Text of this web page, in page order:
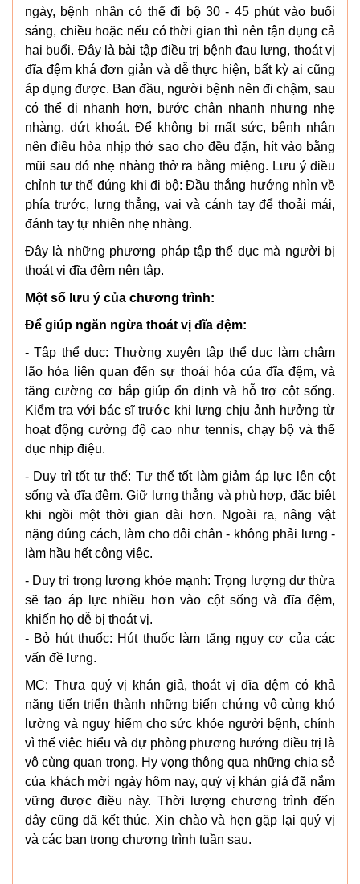
ngày, bệnh nhân có thể đi bộ 30 - 45 phút vào buổi
sáng, chiều hoặc nếu có thời gian thì nên tận dụng cả
hai buổi. Đây là bài tập điều trị bệnh đau lưng, thoát vị
đĩa đệm khá đơn giản và dễ thực hiện, bất kỳ ai cũng
áp dụng được. Ban đầu, người bệnh nên đi chậm, sau
có thể đi nhanh hơn, bước chân nhanh nhưng nhẹ
nhàng, dứt khoát. Để không bị mất sức, bệnh nhân
nên điều hòa nhịp thở sao cho đều đặn, hít vào bằng
mũi sau đó nhẹ nhàng thở ra bằng miệng. Lưu ý điều
chỉnh tư thế đúng khi đi bộ: Đầu thẳng hướng nhìn về
phía trước, lưng thẳng, vai và cánh tay để thoải mái,
đánh tay tự nhiên nhẹ nhàng.
Đây là những phương pháp tập thể dục mà người bị
thoát vị đĩa đệm nên tập.
Một số lưu ý của chương trình:
Để giúp ngăn ngừa thoát vị đĩa đệm:
- Tập thể dục: Thường xuyên tập thể dục làm chậm
lão hóa liên quan đến sự thoái hóa của đĩa đệm, và
tăng cường cơ bắp giúp ổn định và hỗ trợ cột sống.
Kiểm tra với bác sĩ trước khi lưng chịu ảnh hưởng từ
hoạt động cường độ cao như tennis, chạy bộ và thể
dục nhịp điệu.
- Duy trì tốt tư thế: Tư thế tốt làm giảm áp lực lên cột
sống và đĩa đệm. Giữ lưng thẳng và phù hợp, đặc biệt
khi ngồi một thời gian dài hơn. Ngoài ra, nâng vật
nặng đúng cách, làm cho đôi chân - không phải lưng -
làm hầu hết công việc.
- Duy trì trọng lượng khỏe mạnh: Trọng lượng dư thừa
sẽ tạo áp lực nhiều hơn vào cột sống và đĩa đệm,
khiến họ dễ bị thoát vị.
- Bỏ hút thuốc: Hút thuốc làm tăng nguy cơ của các
vấn đề lưng.
MC: Thưa quý vị khán giả, thoát vị đĩa đệm có khả
năng tiến triển thành những biến chứng vô cùng khó
lường và nguy hiểm cho sức khỏe người bệnh, chính
vì thế việc hiểu và dự phòng phương hướng điều trị là
vô cùng quan trọng. Hy vọng thông qua những chia sẻ
của khách mời ngày hôm nay, quý vị khán giả đã nắm
vững được điều này. Thời lượng chương trình đến
đây cũng đã kết thúc. Xin chào và hẹn gặp lại quý vị
và các bạn trong chương trình tuần sau.